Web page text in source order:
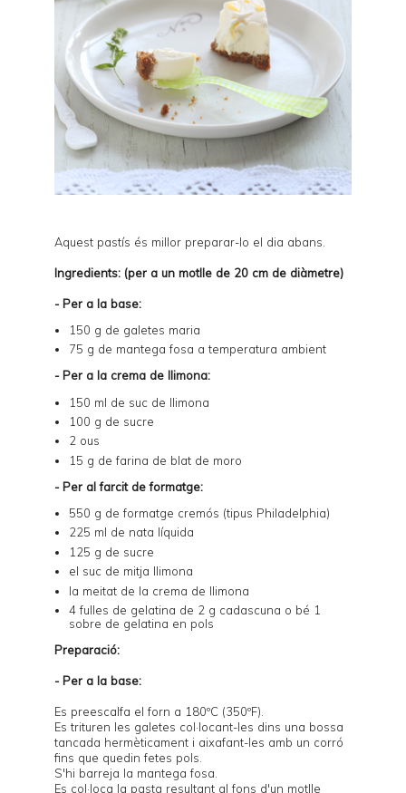
Aquest pastís és millor preparar-lo el dia abans.
Ingredients: (per a un motlle de 20 cm de diàmetre)
- Per a la base:
150 g de galetes maria
75 g de mantega fosa a temperatura ambient
- Per a la crema de llimona:
150 ml de suc de llimona
100 g de sucre
2 ous
15 g de farina de blat de moro
- Per al farcit de formatge:
550 g de formatge cremós (tipus Philadelphia)
225 ml de nata líquida
125 g de sucre
el suc de mitja llimona
la meitat de la crema de llimona
4 fulles de gelatina de 2 g cadascuna o bé 1
sobre de gelatina en pols
Preparació:
- Per a la base:
Es preescalfa el forn a 180ºC (350ºF).
Es trituren les galetes col·locant-les dins una bossa
tancada hermèticament i aixafant-les amb un corró
fins que quedin fetes pols.
S'hi barreja la mantega fosa.
Es col·loca la pasta resultant al fons d'un motlle